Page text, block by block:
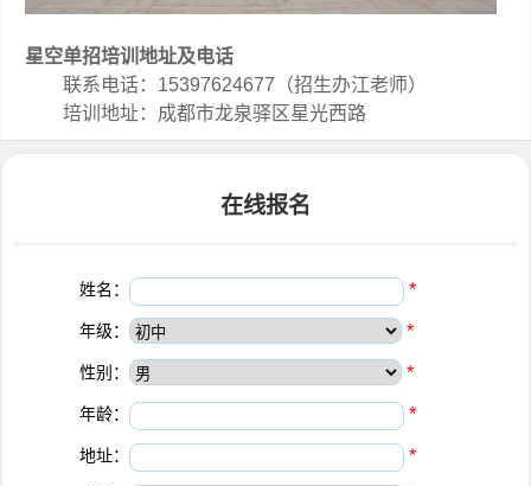
星空单招培训地址及电话
联系电话：15397624677（招生办江老师）
培训地址：成都市龙泉驿区星光西路
在线报名
姓名： *
年级： *
性别： *
年龄： *
地址： *